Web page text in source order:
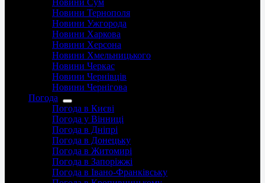
Новини Сум
Новини Тернополя
Новини Ужгорода
Новини Харкова
Новини Херсона
Новини Хмельницького
Новини Черкас
Новини Чернівців
Новини Чернігова
Погода
Погода в Києві
Погода у Вінниці
Погода в Дніпрі
Погода в Донецьку
Погода в Житомирі
Погода в Запоріжжі
Погода в Івано-Франківську